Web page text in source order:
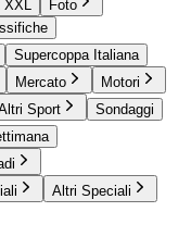
XXL
Foto
Supercoppa Italiana
Mercato
Motori
Sport
Sondaggi
Altri Speciali